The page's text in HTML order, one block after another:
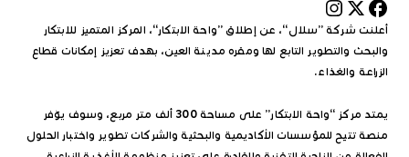
أعلنت شركة ”سلال“، عن إطلاق ”واحة الابتكار“، المركز المتميز للابتكار
والبحث والتطوير التابع لها ومقره مدينة العين، بهدف تعزيز إمكانات قطاع
الزراعة والغذاء.
يمتد مركز “واحة الابتكار” على مساحة 300 ألف متر مربع، وسوف يوّفر
منصة تتيح للمؤسسات الأكاديمية والبحثية والشركات تطوير واختبار الحلول